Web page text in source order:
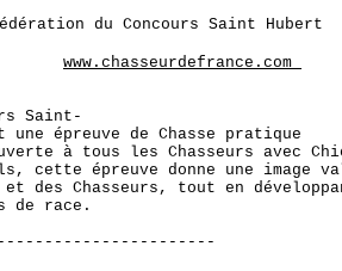
du Concours Saint Hubert
www.chasseurdefrance.com
Saint-
une épreuve de Chasse pratique
à tous les Chasseurs avec
cette épreuve donne une image
et des Chasseurs, tout en
de race.